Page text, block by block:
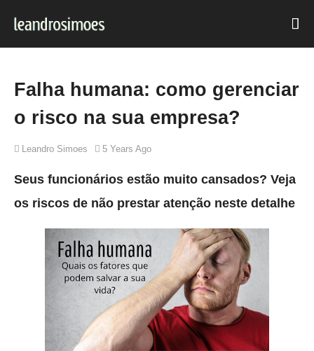
Falha humana: como gerenciar
o risco na sua empresa?
Leandro Simoes 5 Years Ago
Seus funcionários estão muito cansados? Veja
os riscos de não prestar atenção neste detalhe